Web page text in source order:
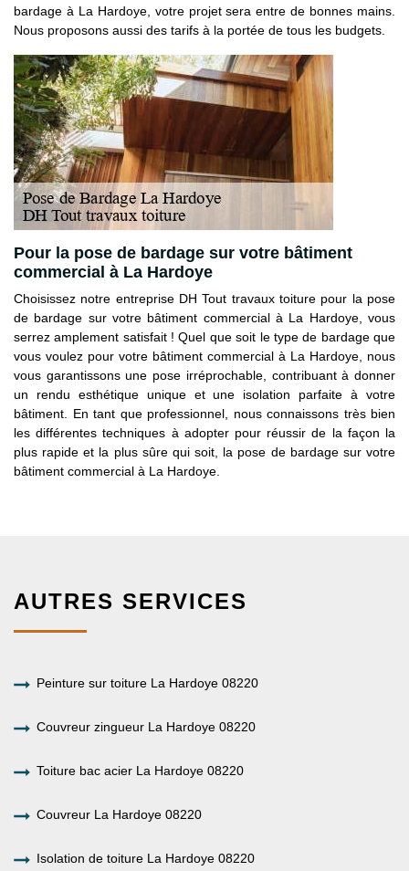
bardage à La Hardoye, votre projet sera entre de bonnes mains.
Nous proposons aussi des tarifs à la portée de tous les budgets.
Pour la pose de bardage sur votre bâtiment
commercial à La Hardoye
Choisissez notre entreprise DH Tout travaux toiture pour la pose
de bardage sur votre bâtiment commercial à La Hardoye, vous
serrez amplement satisfait ! Quel que soit le type de bardage que
vous voulez pour votre bâtiment commercial à La Hardoye, nous
vous garantissons une pose irréprochable, contribuant à donner
un rendu esthétique unique et une isolation parfaite à votre
bâtiment. En tant que professionnel, nous connaissons très bien
les différentes techniques à adopter pour réussir de la façon la
plus rapide et la plus sûre qui soit, la pose de bardage sur votre
bâtiment commercial à La Hardoye.
AUTRES SERVICES
Peinture sur toiture La Hardoye 08220
Couvreur zingueur La Hardoye 08220
Toiture bac acier La Hardoye 08220
Couvreur La Hardoye 08220
Isolation de toiture La Hardoye 08220